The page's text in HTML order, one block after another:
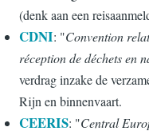
(denk aan een
CDNI: "Convention
réception de déchets en
verdrag inzake de
Rijn en binnenvaart.
CEERIS: "Central